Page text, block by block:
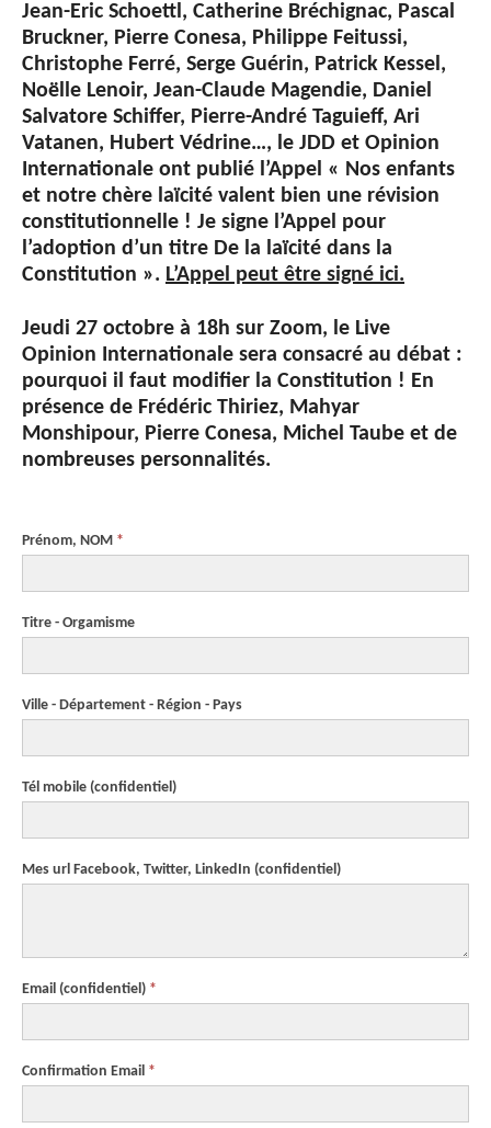
Jean-Eric Schoettl, Catherine Bréchignac, Pascal
Bruckner, Pierre Conesa, Philippe Feitussi,
Christophe Ferré, Serge Guérin, Patrick Kessel,
Noëlle Lenoir, Jean-Claude Magendie, Daniel
Salvatore Schiffer, Pierre-André Taguieff, Ari
Vatanen, Hubert Védrine…, le JDD et Opinion
Internationale ont publié l’Appel « Nos enfants
et notre chère laïcité valent bien une révision
constitutionnelle ! Je signe l’Appel pour
l’adoption d’un titre De la laïcité dans la
Constitution ». L’Appel peut être signé ici.
Jeudi 27 octobre à 18h sur Zoom, le Live
Opinion Internationale sera consacré au débat :
pourquoi il faut modifier la Constitution ! En
présence de Frédéric Thiriez, Mahyar
Monshipour, Pierre Conesa, Michel Taube et de
nombreuses personnalités.
Prénom, NOM *
Titre - Orgamisme
Ville - Département - Région - Pays
Tél mobile (confidentiel)
Mes url Facebook, Twitter, LinkedIn (confidentiel)
Email (confidentiel) *
Confirmation Email *